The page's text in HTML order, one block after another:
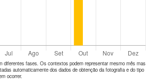
diferentes fases. Os contextos podem representar mesmo mês mas
automaticamente dos dados de obtenção da fotografia e do tipo
ocorrer.